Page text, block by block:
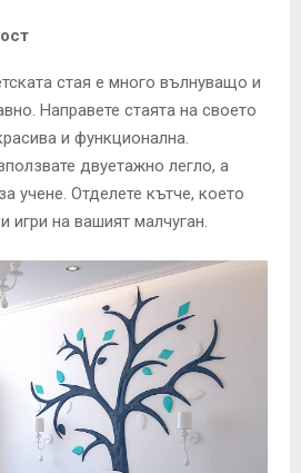
стая е много вълнуващо и
Направете стаята на своето
и функционална.
двуетажно легло, а
учене. Отделете кътче, което
игри на вашият малчуган.